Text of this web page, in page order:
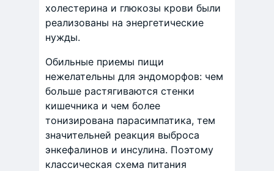
холестерина и глюкозы крови были
реализованы на энергетические
нужды.
Обильные приемы пищи
нежелательны для эндоморфов: чем
больше растягиваются стенки
кишечника и чем более
тонизирована парасимпатика, тем
значительней реакция выброса
энкефалинов и инсулина. Поэтому
классическая схема питания